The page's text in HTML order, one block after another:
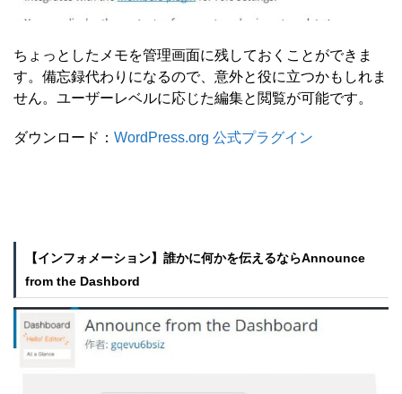
ちょっとしたメモを管理画面に残しておくことができま
す。備忘録代わりになるので、意外と役に立つかもしれま
せん。ユーザーレベルに応じた編集と閲覧が可能です。
ダウンロード： WordPress.org 公式プラグイン
【インフォメーション】誰かに何かを伝えるならAnnounce
from the Dashbord